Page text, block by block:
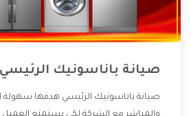
صيانة باناسونيك الرئيسي
صيانة باناسونيك الرئيسي هدفها سهولة